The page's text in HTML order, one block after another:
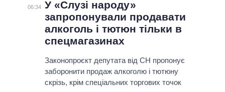
06:34 У «Слузі народу»
запропонували продавати
алкоголь і тютюн тільки в
спецмагазинах
Законопроєкт депутата від СН пропонує
заборонити продаж алкоголю і тютюну
скрізь, крім спеціальних торгових точок